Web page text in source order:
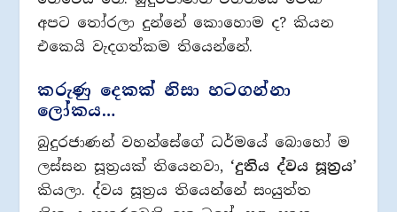
අපට තෝරලා දුන්නේ කොහොම ද? කියන
එකෙයි වැදගත්කම තියෙන්නේ.
කරුණු දෙකක් නිසා හටගන්නා
ලෝකය…
බුදුරජාණන් වහන්සේගේ ධර්මයේ බොහෝ ම
ලස්සන සූත‍්‍රයක් තියෙනවා, ‘දුතිය ද්වය සූත‍්‍රය’
කියලා. ද්වය සූත‍්‍රය තියෙන්නේ සංයුත්ත